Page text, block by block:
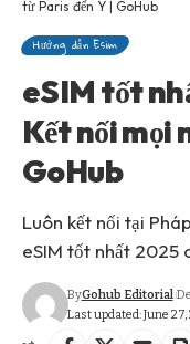
từ Paris đến Ý | GoHub
Hướng dẫn Esim
eSIM tốt
Kết nối mọi
GoHub
Luôn kết nối tại
eSIM tốt nhất 2025
Last updated: June 27,
ByGohub Editorial